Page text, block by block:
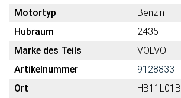
Motortyp
Benzin
Hubraum
2435
Marke des Teils
VOLVO
Artikelnummer
9128833
Ort
HB11L01B